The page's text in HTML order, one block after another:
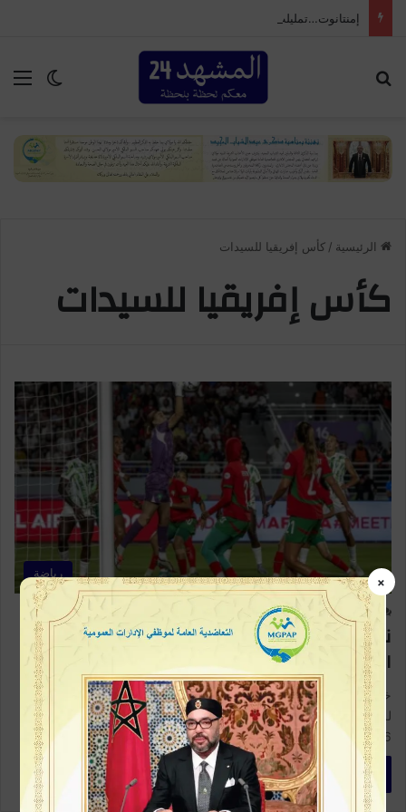
الوضع
الرئيسية / كأس إفريقيا للسيدات
كأس إفريقيا للسيدات
رياضة
12
نيجيريا تنتزع لقب كأس إفريقيا للسيدات من
المغرب في نهائي مثير
خسر المنتخب المغربي النسوي فرصة تتويج المغرب بكأس إفريقيا
للسيدات بعد هزيمته أمام المنتخب النيجيري بنتيجة (3-2)، مساء السبت
26…
أكمل القراءة »
×